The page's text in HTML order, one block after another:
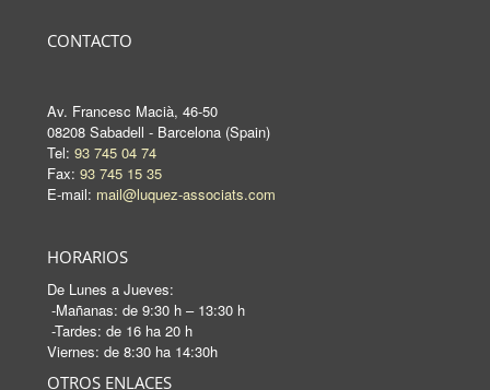
CONTACTO
Av. Francesc Macià, 46-50
08208 Sabadell - Barcelona (Spain)
Tel: 93 745 04 74
Fax: 93 745 15 35
E-mail: mail@luquez-associats.com
HORARIOS
De Lunes a Jueves:
-Mañanas: de 9:30 h – 13:30 h
-Tardes: de 16 ha 20 h
Viernes: de 8:30 ha 14:30h
OTROS ENLACES